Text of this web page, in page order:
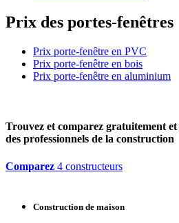
Prix des portes-fenêtres
Prix porte-fenêtre en PVC
Prix porte-fenêtre en bois
Prix porte-fenêtre en aluminium
Trouvez et comparez gratuitement et
des professionnels de la construction
Comparez 4 constructeurs
Construction de maison